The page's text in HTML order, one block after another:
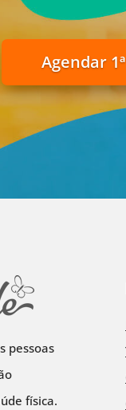
Agendar
pessoas
física.